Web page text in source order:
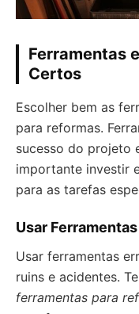
Ferramentas
Certos
Escolher bem as
para reformas.
sucesso do projeto
importante investir
para as tarefas
Usar
Usar ferramentas
ruins e acidentes.
ferramentas para